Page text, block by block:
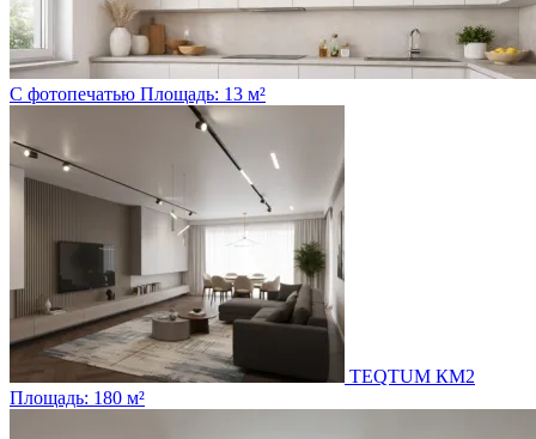
С фотопечатью Площадь: 13 м²
TEQTUM КМ2
Площадь: 180 м²